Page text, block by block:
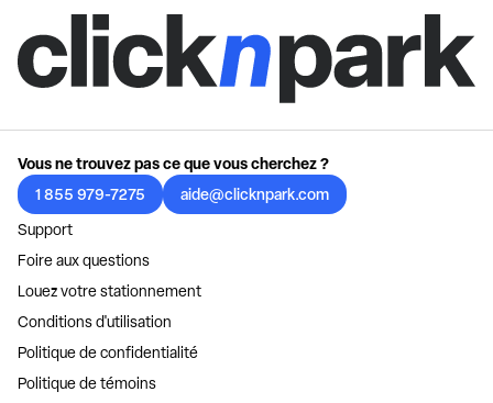
Vous ne trouvez pas ce que vous cherchez ?
1 855 979-7275
aide@clicknpark.com
Support
Foire aux questions
Louez votre stationnement
Conditions d'utilisation
Politique de confidentialité
Politique de témoins